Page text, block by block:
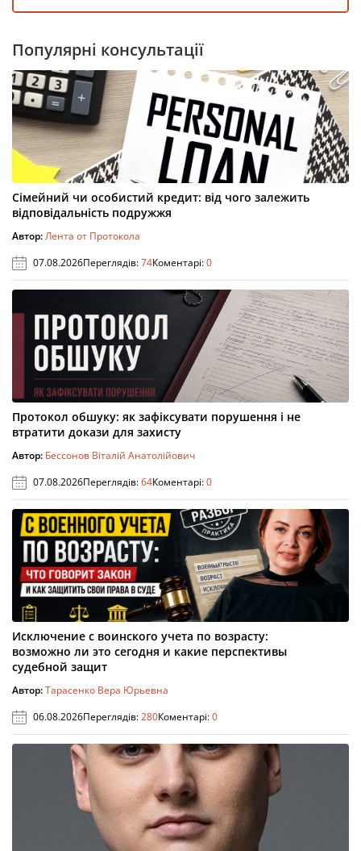
Популярні консультації
Сімейний чи особистий кредит: від чого залежить
відповідальність подружжя
Автор:Лента от Протокола
07.08.2026Переглядів:74Коментарі:0
Протокол обшуку: як зафіксувати порушення і не
втратити докази для захисту
Автор: Бессонов Віталій Анатолійович
07.08.2026Переглядів:64Коментарі:0
Исключение с воинского учета по возрасту:
возможно ли это сегодня и какие перспективы
судебной защит
Автор:Тарасенко Вера Юрьевна
06.08.2026Переглядів:280Коментарі:0